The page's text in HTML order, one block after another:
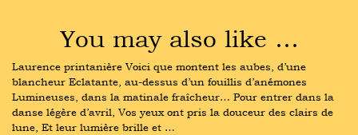
You may also like …
Laurence printanière Voici que montent les aubes, d’une
blancheur Eclatante, au-dessus d’un fouillis d’anémones
Lumineuses, dans la matinale fraîcheur… Pour entrer dans la
danse légère d’avril, Vos yeux ont pris la douceur des clairs de
lune, Et leur lumière brille et …